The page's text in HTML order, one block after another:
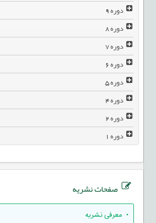
دوره9
دوره8
دوره7
دوره6
دوره5
دوره4
دوره2
دوره1
صفحات نشریه
• معرفی نشریه